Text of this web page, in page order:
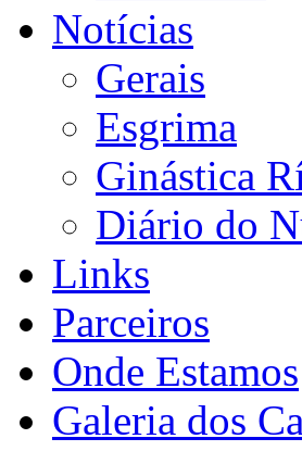
Notícias
Gerais
Esgrima
Ginástica
Diário do
Links
Parceiros
Onde Estamos
Galeria dos